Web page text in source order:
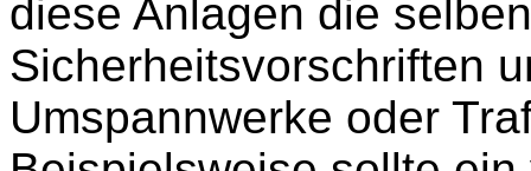
diese Anlagen die
Sicherheitsvorschriften
Umspannwerke oder